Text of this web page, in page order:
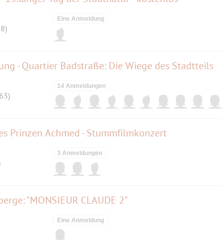
Eine Anmeldung
- Quartier Badstraße: Die Wiege des Stadtteils
14 Anmeldungen
Prinzen Achmed - Stummfilmkonzert
3 Anmeldungen
"MONSIEUR CLAUDE 2"
Eine Anmeldung